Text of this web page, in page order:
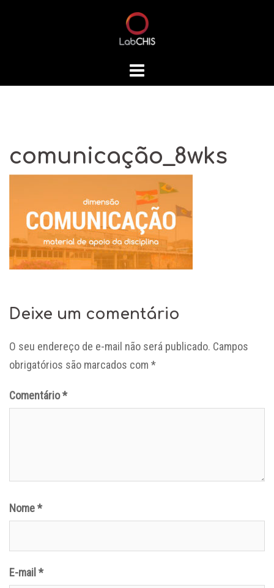
comunicação_8wks
Deixe um comentário
O seu endereço de e-mail não será publicado. Campos
obrigatórios são marcados com *
Comentário*
Nome*
E-mail *